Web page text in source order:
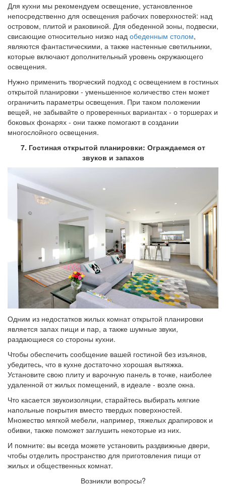
Для кухни мы рекомендуем освещение, установленное
непосредственно для освещения рабочих поверхностей: над
островом, плитой и раковиной. Для обеденной зоны, подвески,
свисающие относительно низко над обеденным столом,
являются фантастическими, а также настенные светильники,
которые включают дополнительный уровень окружающего
освещения.
Нужно применить творческий подход с освещением в гостиных
открытой планировки - уменьшенное количество стен может
ограничить параметры освещения. При таком положении
вещей, не забывайте о проверенных вариантах - о торшерах и
боковых фонарях - они также помогают в создании
многослойного освещения.
7. Гостиная открытой планировки: Ограждаемся от
звуков и запахов
Одним из недостатков жилых комнат открытой планировки
является запах пищи и пар, а также шумные звуки,
раздающиеся со стороны кухни.
Чтобы обеспечить сообщение вашей гостиной без изъянов,
убедитесь, что в кухне достаточно хорошая вытяжка.
Установите свою плиту и варочную панель в точке, наиболее
удаленной от жилых помещений, в идеале - возле окна.
Что касается звукоизоляции, старайтесь выбирать мягкие
напольные покрытия вместо твердых поверхностей.
Множество мягкой мебели, например, тяжелых драпировок и
обивки, также поможет заглушить некоторые из них.
И помните: вы всегда можете установить раздвижные двери,
чтобы отделить пространство для приготовления пищи от
жилых и общественных комнат.
Возникли вопросы?